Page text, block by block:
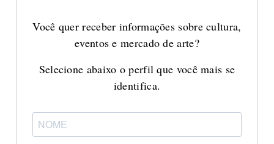
Você quer receber informações sobre cultura,
eventos e mercado de arte?
Selecione abaixo o perfil que você mais se
identifica.